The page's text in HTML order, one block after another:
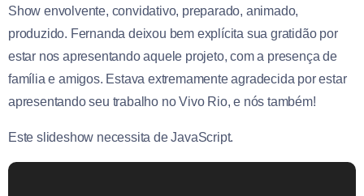
Show envolvente, convidativo, preparado, animado,
produzido. Fernanda deixou bem explícita sua gratidão por
estar nos apresentando aquele projeto, com a presença de
família e amigos. Estava extremamente agradecida por estar
apresentando seu trabalho no Vivo Rio, e nós também!
Este slideshow necessita de JavaScript.